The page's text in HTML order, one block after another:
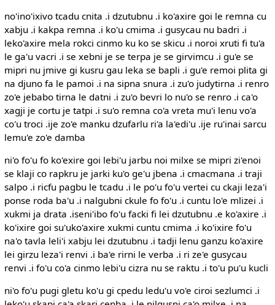
no'ino'ixivo tcadu cnita .i dzutubnu .i ko'axire goi le remna cu
xabju .i kakpa remna .i ko'u cmima .i gusycau nu badri .i
leko'axire mela rokci cinmo ku ko se skicu .i noroi xruti fi tu'a
le ga'u vacri .i se xebni je se terpa je se girvimcu .i gu'e se
mipri nu jmive gi kusru gau leka se bapli .i gu'e remoi plita gi
na djuno fa le pamoi .i na sipna snura .i zu'o judytirna .i renro
zo'e jebabo tirna le datni .i zu'o bevri lo nu'o se renro .i ca'o
xagji je cortu je tatpi .i su'o remna co'a vreta mu'i lenu vo'a
co'u troci .ije zo'e manku dzufarlu ri'a la'edi'u .ije ru'inai sarcu
lemu'e zo'e damba
ni'o fo'u fo ko'exire goi lebi'u jarbu noi milxe se mipri zi'enoi
se klaji co rapkru je jarki ku'o ge'u jbena .i cmacmana .i traji
salpo .i ricfu pagbu le tcadu .i le po'u fo'u vertei cu ckaji leza'i
ponse roda ba'u .i nalgubni ckule fo fo'u .i cuntu lo'e mlizei .i
xukmi ja drata .iseni'ibo fo'u facki fi lei dzutubnu .e ko'axire .i
ko'ixire goi su'uko'axire xukmi cuntu cmima .i ko'ixire fo'u
na'o tavla leli'i xabju lei dzutubnu .i tadji lenu ganzu ko'axire
lei girzu leza'i renvi .i ba'e rirni le verba .i ri ze'e gusycau
renvi .i fo'u co'a cinmo lebi'u cizra nu se raktu .i to'u pu'u kucli
ni'o fo'u pugi gletu ko'u gi cpedu ledu'u vo'e ciroi sezlumci .i